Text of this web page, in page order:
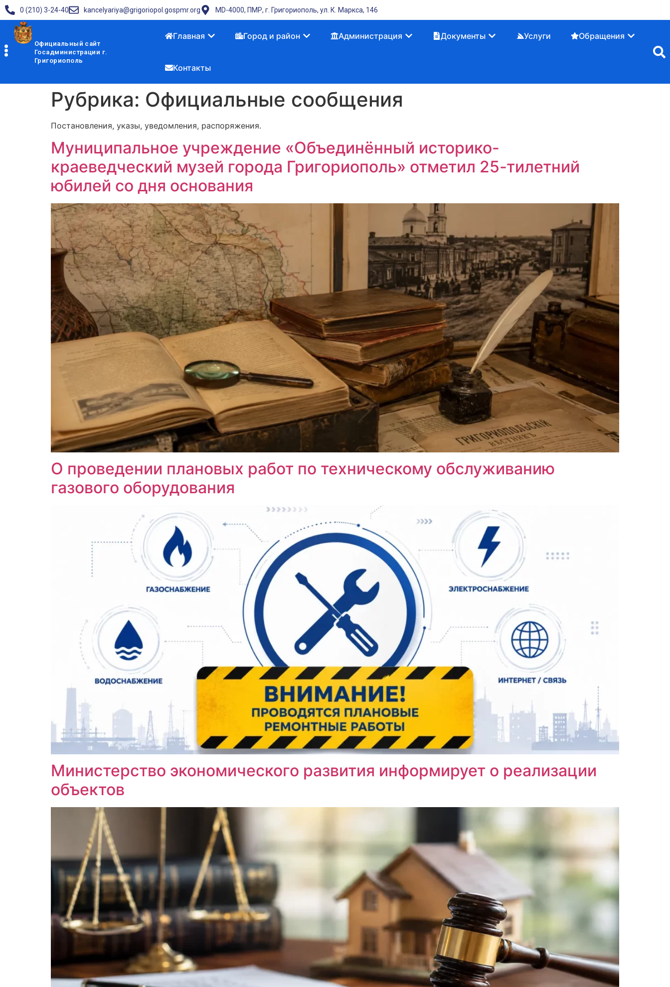
0 (210) 3-24-40 kancelyariya@grigoriopol.gospmr.org MD-4000, ПМР, г. Григориополь, ул. К. Маркса, 146
Официальный сайт
Госадминистрации г.
Григориополь
Главная Город и район Администрация Документы Услуги Обращения
Контакты
Рубрика: Официальные сообщения
Постановления, указы, уведомления, распоряжения.
Муниципальное учреждение «Объединённый историко-
краеведческий музей города Григориополь» отметил 25-тилетний
юбилей со дня основания
О проведении плановых работ по техническому обслуживанию
газового оборудования
Министерство экономического развития информирует о реализации
объектов